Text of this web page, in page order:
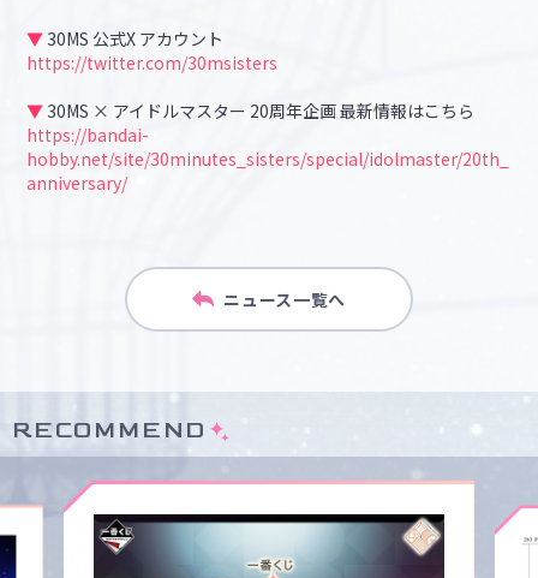
▼ 30MS 公式X アカウント
https://twitter.com/30msisters
▼ 30MS × アイドルマスター 20周年企画 最新情報はこちら
https://bandai-
hobby.net/site/30minutes_sisters/special/idolmaster/20th_
anniversary/
ニュース一覧へ
RECOMMEND